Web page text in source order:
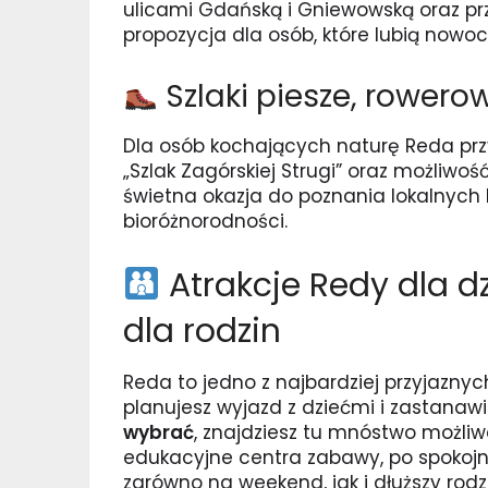
ulicami Gdańską i Gniewowską oraz
propozycja dla osób, które lubią
Szlaki piesze,
Dla osób kochających naturę Reda
„Szlak Zagórskiej Strugi” oraz
świetna okazja do poznania lokalnych
bioróżnorodności.
Atrakcje Redy dla
dla rodzin
Reda to jedno z najbardziej
planujesz wyjazd z dziećmi i
wybrać, znajdziesz tu mnóstwo
edukacyjne centra zabawy, po
zarówno na weekend, jak i dłuższy